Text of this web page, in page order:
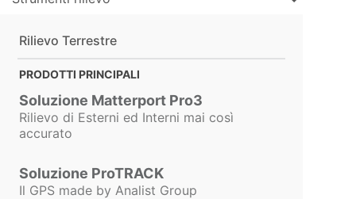
Rilievo Terrestre
PRODOTTI PRINCIPALI
Soluzione Matterport Pro3
Rilievo di Esterni ed Interni mai così
accurato
Soluzione ProTRACK
Il GPS made by Analist Group
ogni singola riga della
fattura. Questa funzionalità
consente di
precisione quali voci
concorrono al calcolo del
essere escluse, come
anticipazioni o rimborsi